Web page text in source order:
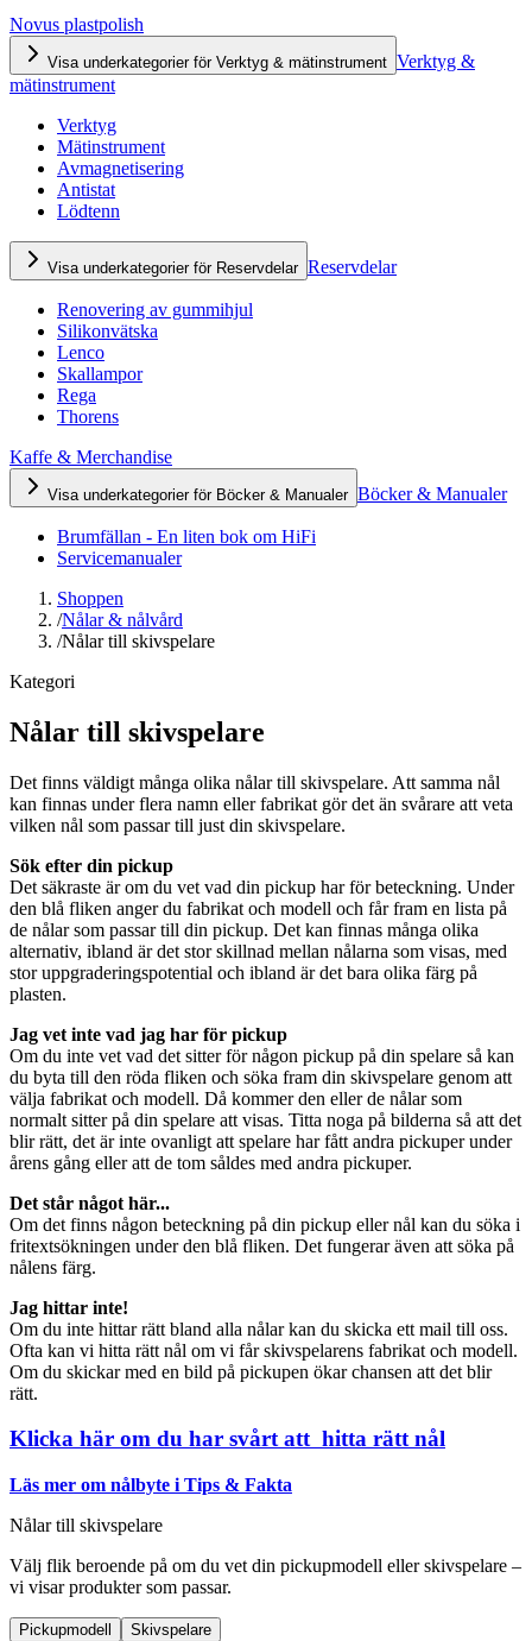
Novus plastpolish
Visa underkategorier för Verktyg & mätinstrument Verktyg &
mätinstrument
Verktyg
Mätinstrument
Avmagnetisering
Antistat
Lödtenn
Visa underkategorier för Reservdelar Reservdelar
Renovering av gummihjul
Silikonvätska
Lenco
Skallampor
Rega
Thorens
Kaffe & Merchandise
Visa underkategorier för Böcker & Manualer Böcker & Manualer
Brumfällan - En liten bok om HiFi
Servicemanualer
Shoppen
/Nålar & nålvård
/Nålar till skivspelare
Kategori
Nålar till skivspelare
Det finns väldigt många olika nålar till skivspelare. Att samma nål
kan finnas under flera namn eller fabrikat gör det än svårare att veta
vilken nål som passar till just din skivspelare.
Sök efter din pickup
Det säkraste är om du vet vad din pickup har för beteckning. Under
den blå fliken anger du fabrikat och modell och får fram en lista på
de nålar som passar till din pickup. Det kan finnas många olika
alternativ, ibland är det stor skillnad mellan nålarna som visas, med
stor uppgraderingspotential och ibland är det bara olika färg på
plasten.
Jag vet inte vad jag har för pickup
Om du inte vet vad det sitter för någon pickup på din spelare så kan
du byta till den röda fliken och söka fram din skivspelare genom att
välja fabrikat och modell. Då kommer den eller de nålar som
normalt sitter på din spelare att visas. Titta noga på bilderna så att det
blir rätt, det är inte ovanligt att spelare har fått andra pickuper under
årens gång eller att de tom såldes med andra pickuper.
Det står något här...
Om det finns någon beteckning på din pickup eller nål kan du söka i
fritextsökningen under den blå fliken. Det fungerar även att söka på
nålens färg.
Jag hittar inte!
Om du inte hittar rätt bland alla nålar kan du skicka ett mail till oss.
Ofta kan vi hitta rätt nål om vi får skivspelarens fabrikat och modell.
Om du skickar med en bild på pickupen ökar chansen att det blir
rätt.
Klicka här om du har svårt att hitta rätt nål
Läs mer om nålbyte i Tips & Fakta
Nålar till skivspelare
Välj flik beroende på om du vet din pickupmodell eller skivspelare –
vi visar produkter som passar.
Pickupmodell Skivspelare